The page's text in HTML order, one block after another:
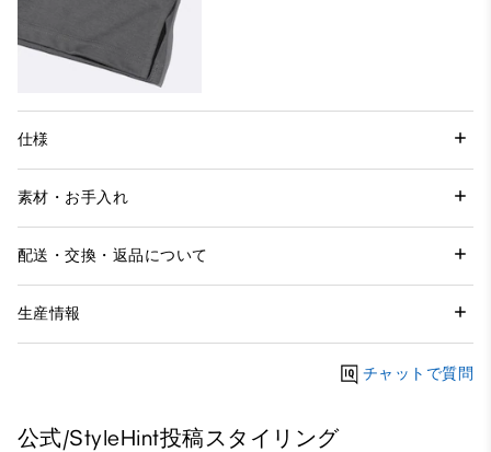
仕様
素材・お手入れ
配送・交換・返品について
生産情報
チャットで質問
公式/StyleHint投稿スタイリング